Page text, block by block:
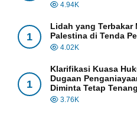
4.94K
1
Lidah yang Terbakar
Palestina di Tenda
4.02K
1
Klarifikasi Kuasa
Dugaan
Diminta Tetap Tenang
3.76K